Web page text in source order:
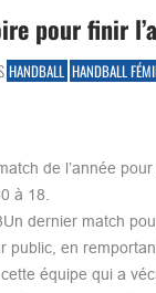
pour finir
HANDBALL HANDBALL
de l’année
à 18.
dernier match
public, en
équipe qui a